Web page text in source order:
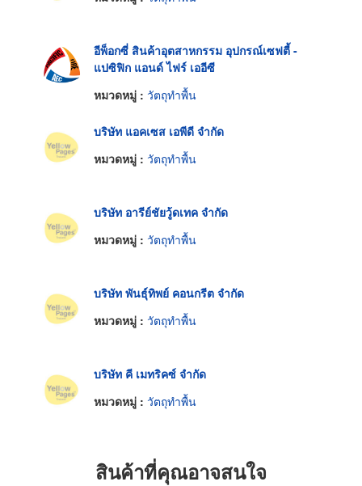
อีพ็อกซี่ สินค้าอุตสาหกรรม อุปกรณ์เซฟตี้ -
แปซิฟิก แอนด์ ไฟร์ เออีซี
หมวดหมู่ : วัตถุทำพื้น
บริษัท แอคเซส เอพีดี จำกัด
หมวดหมู่ : วัตถุทำพื้น
บริษัท อารีย์ชัยวู้ดเทค จำกัด
หมวดหมู่ : วัตถุทำพื้น
บริษัท พันธุ์ทิพย์ คอนกรีต จำกัด
หมวดหมู่ : วัตถุทำพื้น
บริษัท คี เมทริคซ์ จำกัด
หมวดหมู่ : วัตถุทำพื้น
สินค้าที่คุณอาจสนใจ